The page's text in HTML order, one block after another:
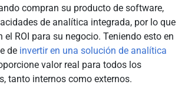
compran su producto de software,
de analítica integrada, por lo que
ROI para su negocio. Teniendo esto en
de invertir en una solución de analítica
valor real para todos los
tanto internos como externos.